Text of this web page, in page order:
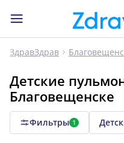
ЗдравЗдрав
Детские
Благовещенске
Фильтры 1